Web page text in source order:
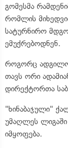
გომესმა
რომლის
სატურნირო
ემუქრებოდნენ.
როგორც
თავს ორი
დირექტორთა
"ხინაბაჯული"
უმაღლეს
იმყოფება.